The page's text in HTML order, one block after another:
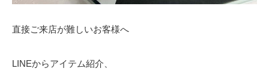
直接ご来店が難しいお客様へ
LINEからアイテム紹介、